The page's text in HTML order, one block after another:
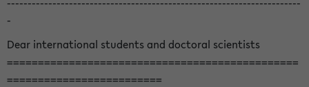
-
Dear international students and doctoral scientists
===============================================
=========================